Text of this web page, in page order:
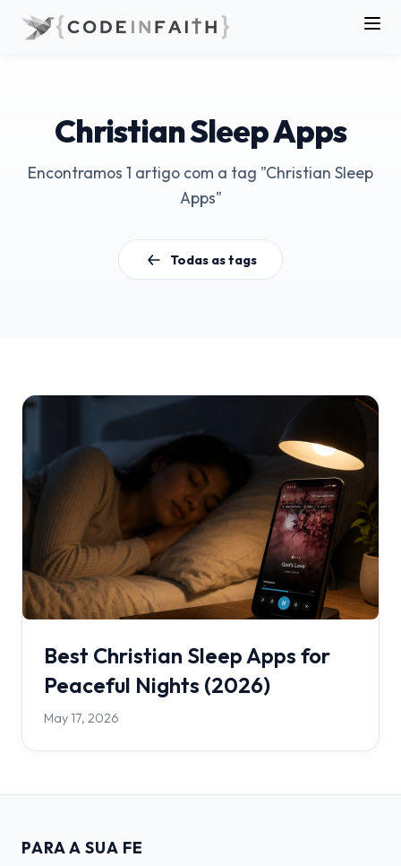
Christian Sleep Apps
Encontramos 1 artigo com a tag "Christian Sleep
Apps"
Todas as tags
Best Christian Sleep Apps for
Peaceful Nights (2026)
May 17, 2026
PARA A SUA FE